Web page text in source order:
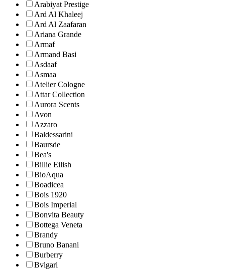
Arabiyat Prestige
Ard Al Khaleej
Ard Al Zaafaran
Ariana Grande
Armaf
Armand Basi
Asdaaf
Asmaa
Atelier Cologne
Attar Collection
Aurora Scents
Avon
Azzaro
Baldessarini
Baursde
Bea's
Billie Eilish
BioAqua
Boadicea
Bois 1920
Bois Imperial
Bonvita Beauty
Bottega Veneta
Brandy
Bruno Banani
Burberry
Bvlgari